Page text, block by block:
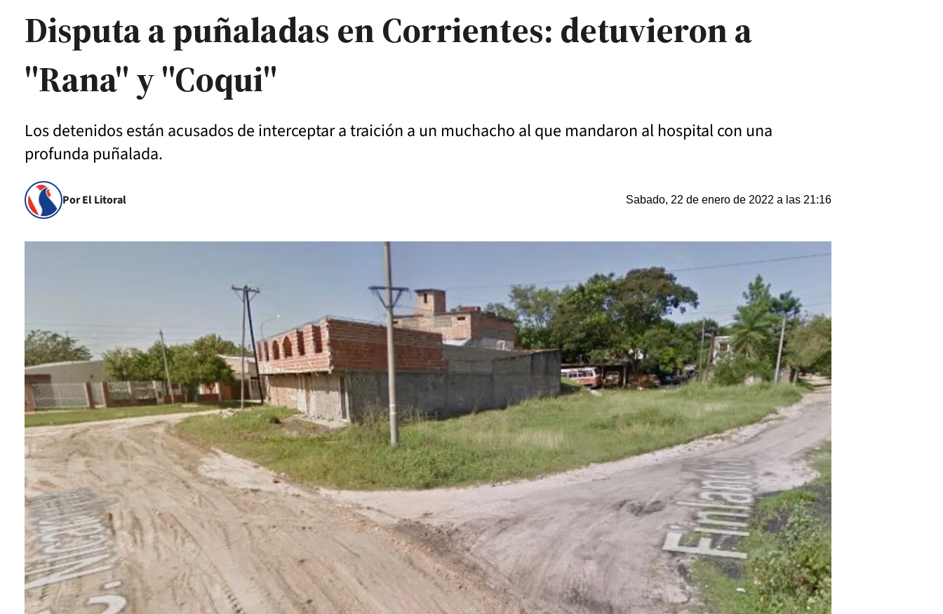
Disputa a puñaladas en Corrientes: detuvieron a
"Rana" y "Coqui"
Los detenidos están acusados de interceptar a traición a un muchacho al que mandaron al hospital con una
profunda puñalada.
Por El Litoral Sabado, 22 de enero de 2022 a las 21:16